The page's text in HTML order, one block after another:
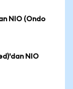
NIO (Ondo
NIO